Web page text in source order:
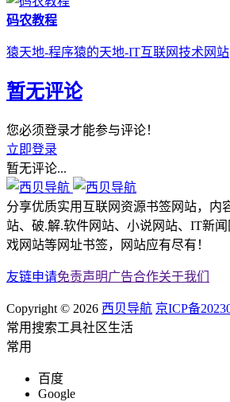
码农教程
猿天地-程序猿的天地-IT互联网技术网站
暂无评论
您必须登录才能参与评论！
立即登录
暂无评论...
分享优质实用互联网资源书签网站，内
站、破.解.软件网站、小说网站、IT新
戏网站等网址书签，网站应有尽有！
友链申请免责声明广告合作关于我们
Copyright © 2026 西贝导航 京ICP备
常用搜索工具社区生活
常用
百度
Google